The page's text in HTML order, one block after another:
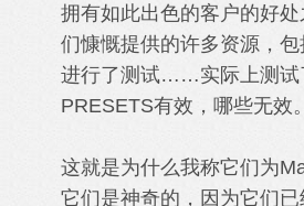
拥有如此出色的客户的好
们慷慨提供的许多资源，
进行了测试……实际上测试
PRESETS有效，哪些无效。
这就是为什么我称它们为
它们是神奇的，因为它们